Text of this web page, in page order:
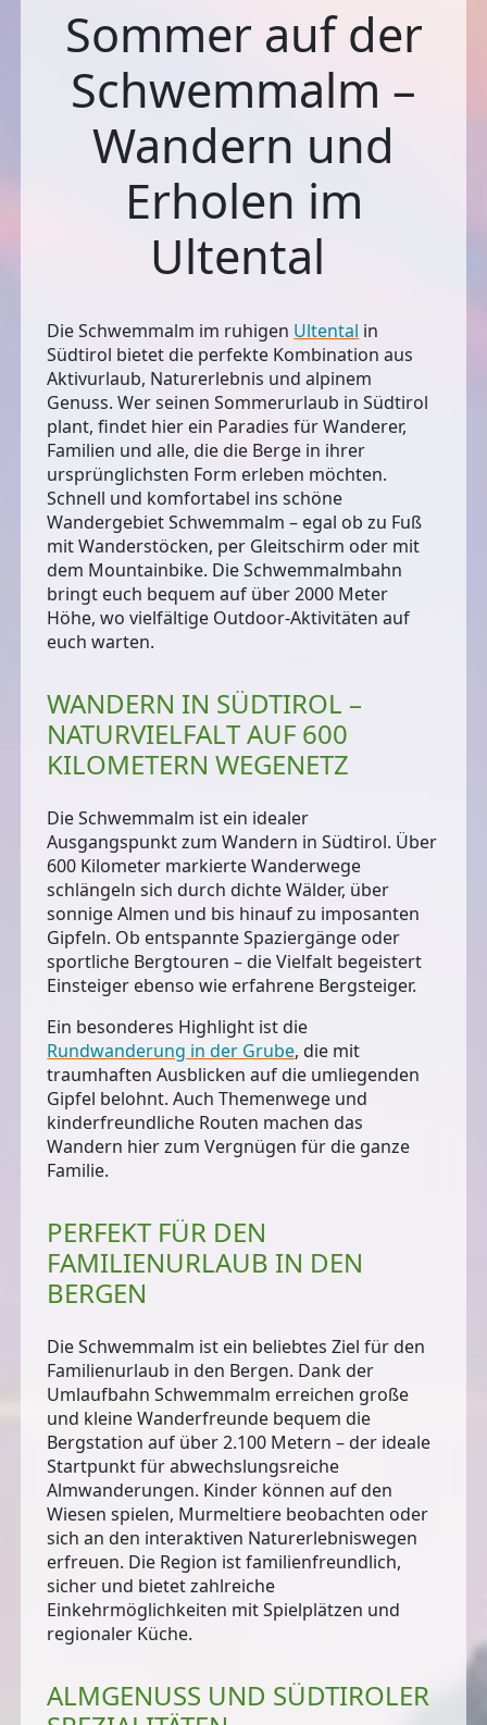
Sommer auf der
Schwemmalm –
Wandern und
Erholen im
Ultental
DieSchwemmalm im ruhigen Ultental in
Südtirol bietet die perfekte Kombination aus
Aktivurlaub, Naturerlebnis und alpinem
Genuss. Wer seinenSommerurlaub in Südtirol
plant, findet hier ein Paradies für Wanderer,
Familien und alle, die die Berge in ihrer
ursprünglichsten Form erleben möchten.
Schnell und komfortabel ins schöne
Wandergebiet Schwemmalm – egal ob zu Fuß
mit Wanderstöcken, per Gleitschirm oder mit
dem Mountainbike. Die Schwemmalmbahn
bringt euch bequem auf über 2000 Meter
Höhe, wo vielfältige Outdoor-Aktivitäten auf
euch warten.
WANDERN IN SÜDTIROL –
NATURVIELFALT AUF 600
KILOMETERN WEGENETZ
Die Schwemmalm ist ein idealer
Ausgangspunkt zumWandern in Südtirol. Über
600 Kilometer markierte Wanderwege
schlängeln sich durch dichte Wälder, über
sonnige Almen und bis hinauf zu imposanten
Gipfeln. Ob entspannte Spaziergänge oder
sportliche Bergtouren – die Vielfalt begeistert
Einsteiger ebenso wie erfahrene Bergsteiger.
Ein besonderes Highlight ist die
Rundwanderung in der Grube, die mit
traumhaften Ausblicken auf die umliegenden
Gipfel belohnt. Auch Themenwege und
kinderfreundliche Routen machen das
Wandern hier zum Vergnügen für die ganze
Familie.
PERFEKT FÜR DEN
FAMILIENURLAUB IN DEN
BERGEN
Die Schwemmalm ist ein beliebtes Ziel für den
Familienurlaub in den Bergen. Dank der
Umlaufbahn Schwemmalm erreichen große
und kleine Wanderfreunde bequem die
Bergstation auf über 2.100 Metern – der ideale
Startpunkt für abwechslungsreiche
Almwanderungen. Kinder können auf den
Wiesen spielen, Murmeltiere beobachten oder
sich an den interaktiven Naturerlebniswegen
erfreuen. Die Region ist familienfreundlich,
sicher und bietet zahlreiche
Einkehrmöglichkeiten mit Spielplätzen und
regionaler Küche.
ALMGENUSS UND SÜDTIROLER